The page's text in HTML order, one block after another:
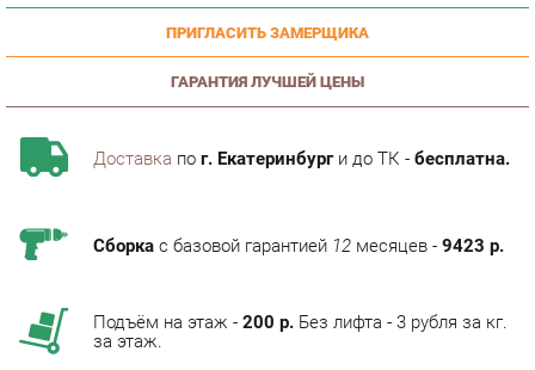
ГАРАНТИЯ ЛУЧШЕЙ ЦЕНЫ
Доставкапог. Екатеринбурги до ТК -бесплатна.
ТЭГИ